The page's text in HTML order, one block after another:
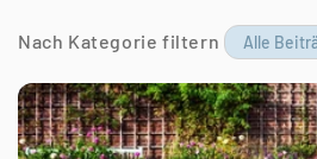
Nach Kategorie filtern